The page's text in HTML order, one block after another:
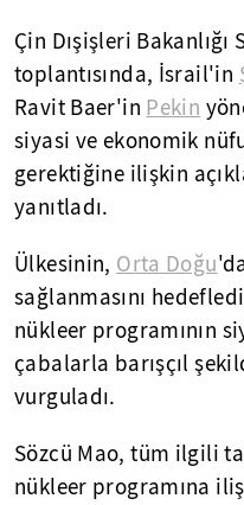
Çin Dışişleri Bakanlığı
toplantısında, İsrail'in
Ravit Baer'in Pekin
siyasi ve ekonomik
gerektiğine ilişkin
yanıtladı.
Ülkesinin, Orta Doğu
sağlanmasını
nükleer programının
çabalarla barışçıl
vurguladı.
Sözcü Mao, tüm ilgili
nükleer programına